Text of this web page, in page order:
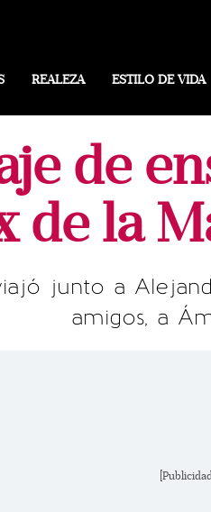
REALEZA ESTILO DE VIDA
de
de la
junto a
amigos, a